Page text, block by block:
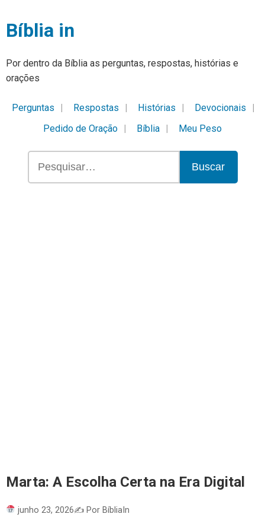
Bíblia in
Por dentro da Bíblia as perguntas, respostas, histórias e
orações
Perguntas Respostas Histórias
Devocionais
Pedido de Oração
Bíblia Meu Peso
Buscar
Marta: A Escolha Certa na Era Digital
junho 23, 2026✍️ Por BíbliaIn